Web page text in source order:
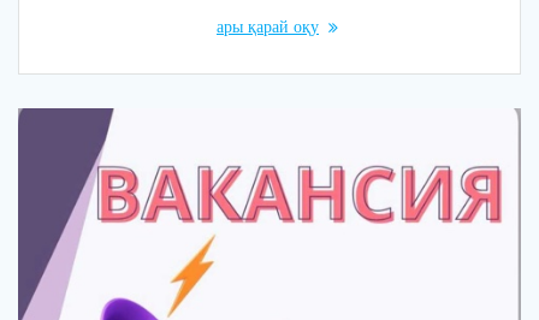
ары қарай оқу